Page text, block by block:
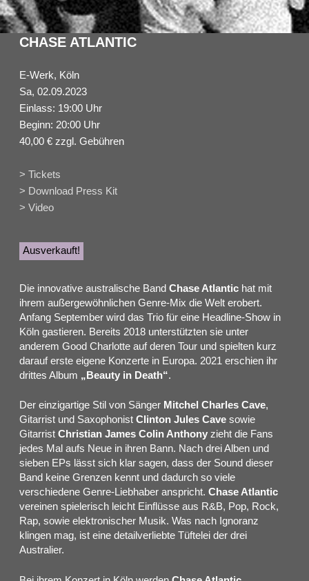
CHASE ATLANTIC
E-Werk, Köln
Sa, 02.09.2023
Einlass: 19:00 Uhr
Beginn: 20:00 Uhr
40,00 € zzgl. Gebühren
> Tickets
> Download Press Kit
> Video
Ausverkauft!
Die innovative australische Band Chase Atlantic hat mit
ihrem außergewöhnlichen Genre-Mix die Welt erobert.
Anfang September wird das Trio für eine Headline-Show in
Köln gastieren. Bereits 2018 unterstützten sie unter
anderem Good Charlotte auf deren Tour und spielten kurz
darauf erste eigene Konzerte in Europa. 2021 erschien ihr
drittes Album „Beauty in Death“.
Der einzigartige Stil von Sänger Mitchel Charles Cave,
Gitarrist und Saxophonist Clinton Jules Cave sowie
Gitarrist Christian James Colin Anthony zieht die Fans
jedes Mal aufs Neue in ihren Bann. Nach drei Alben und
sieben EPs lässt sich klar sagen, dass der Sound dieser
Band keine Grenzen kennt und dadurch so viele
verschiedene Genre-Liebhaber anspricht. Chase Atlantic
vereinen spielerisch leicht Einflüsse aus R&B, Pop, Rock,
Rap, sowie elektronischer Musik. Was nach Ignoranz
klingen mag, ist eine detailverliebte Tüftelei der drei
Australier.